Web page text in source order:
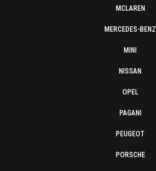
MCLAREN
MERCEDES-BENZ
MINI
NISSAN
OPEL
PAGANI
PEUGEOT
PORSCHE